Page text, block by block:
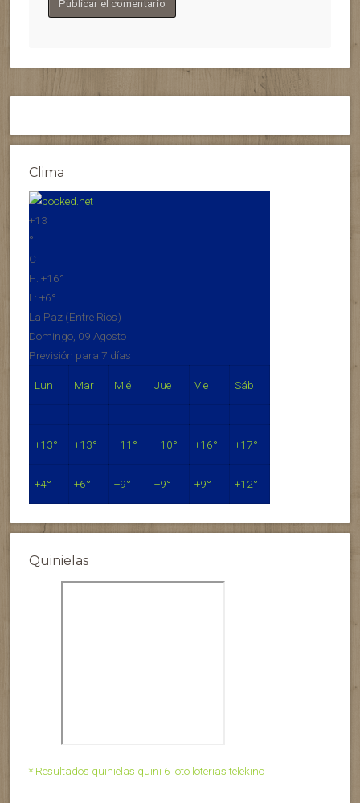
Clima
+13
°
C
H: +16°
L: +6°
La Paz (Entre Rios)
Domingo, 09 Agosto
Previsión para 7 días
Lun Mar Mié Jue Vie Sáb
+13° +13° +11° +10° +16° +17°
+4° +6° +9° +9° +9° +12°
Quinielas
* Resultados quinielas quini 6 loto loterias telekino